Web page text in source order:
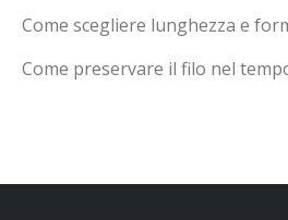
Come scegliere lunghezza e
Come preservare il filo nel